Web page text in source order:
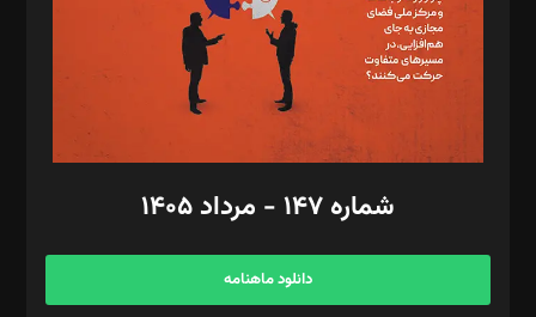
طراح یونیفرم: مجید توکلی
فیلمبرداری و عکاسی: امیر شفیعی، مانی لطفی زاده
گرافیک و صفحه‌آرایی: سید‌سبحان‌علی ثابت
مد‌یر توسعه تجاری: کامبیز برید‌
امور مالی: شاپور رهبری، محمد‌ کاظمی‌نیا
آگهی و مشترکین: ۰۹۱۹۹۹۹۰۴۵۴
شماره ۱۴۷ - مرداد ۱۴۰۵
دانلود ماهنامه